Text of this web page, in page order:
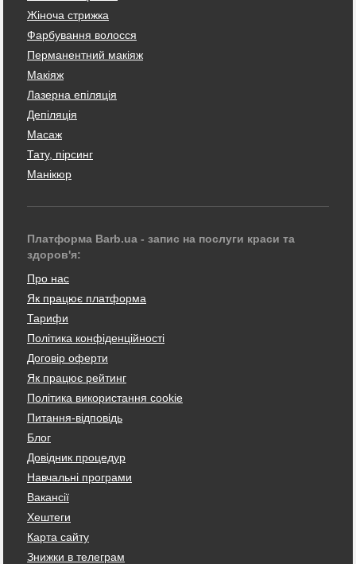
Жіноча стрижка
Фарбування волосся
Перманентний макіяж
Макіяж
Лазерна епіляція
Депіляція
Масаж
Тату, пірсинг
Манікюр
Платформа Barb.ua - запис на послуги краси та
здоров'я:
Про нас
Як працює платформа
Тарифи
Політика конфіденційності
Договір оферти
Як працює рейтинг
Політика використання cookie
Питання-відповідь
Блог
Довідник процедур
Навчальні програми
Вакансії
Хештеги
Карта сайту
Знижки в телеграм